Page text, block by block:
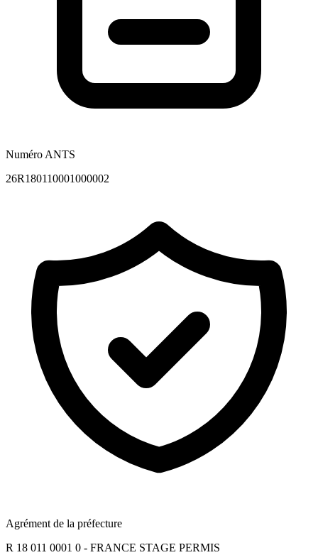
Numéro ANTS
26R180110001000002
Agrément de la préfecture
R 18 011 0001 0 - FRANCE STAGE PERMIS